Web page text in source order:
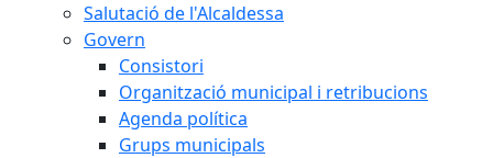
Salutació de l'Alcaldessa
Govern
Consistori
Organització municipal i retribucions
Agenda política
Grups municipals